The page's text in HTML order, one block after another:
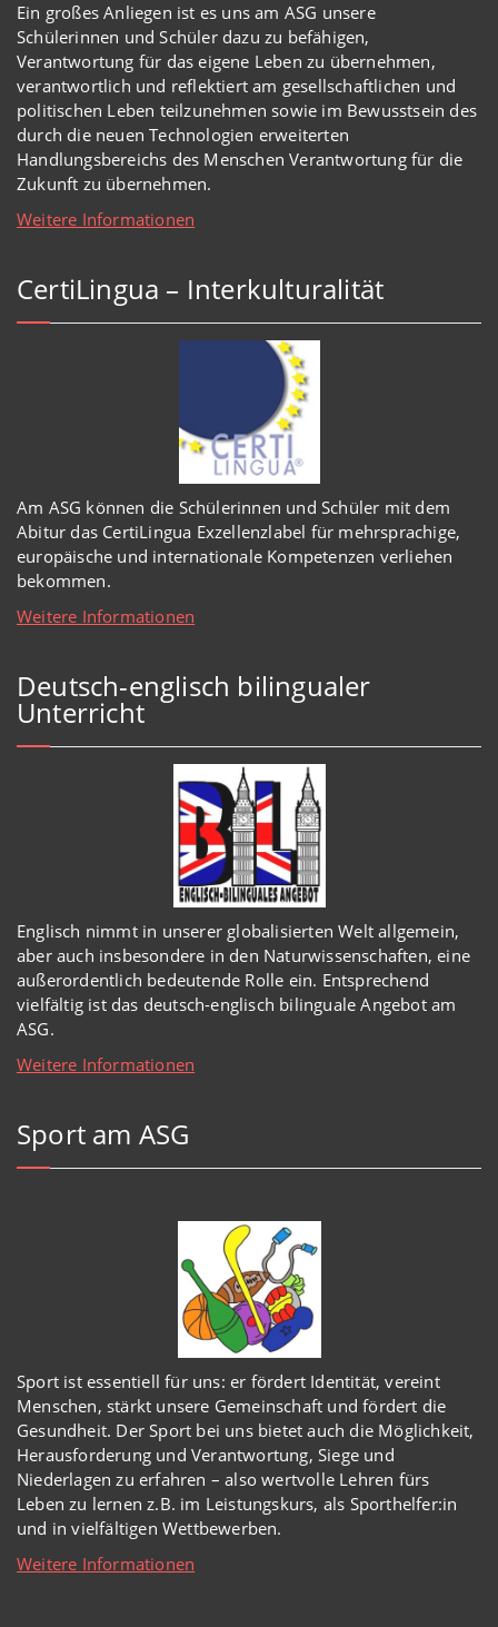
Ein großes Anliegen ist es uns am ASG unsere
Schülerinnen und Schüler dazu zu befähigen,
Verantwortung für das eigene Leben zu übernehmen,
verantwortlich und reflektiert am gesellschaftlichen und
politischen Leben teilzunehmen sowie im Bewusstsein des
durch die neuen Technologien erweiterten
Handlungsbereichs des Menschen Verantwortung für die
Zukunft zu übernehmen.
Weitere Informationen
CertiLingua – Interkulturalität
Am ASG können die Schülerinnen und Schüler mit dem
Abitur das CertiLingua Exzellenzlabel für mehrsprachige,
europäische und internationale Kompetenzen verliehen
bekommen.
Weitere Informationen
Deutsch-englisch bilingualer
Unterricht
Englisch nimmt in unserer globalisierten Welt allgemein,
aber auch insbesondere in den Naturwissenschaften, eine
außerordentlich bedeutende Rolle ein. Entsprechend
vielfältig ist das deutsch-englisch bilinguale Angebot am
ASG.
Weitere Informationen
Sport am ASG
Sport ist essentiell für uns: er fördert Identität, vereint
Menschen, stärkt unsere Gemeinschaft und fördert die
Gesundheit. Der Sport bei uns bietet auch die Möglichkeit,
Herausforderung und Verantwortung, Siege und
Niederlagen zu erfahren – also wertvolle Lehren fürs
Leben zu lernen z.B. im Leistungskurs, als Sporthelfer:in
und in vielfältigen Wettbewerben.
Weitere Informationen